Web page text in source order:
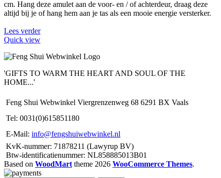
cm. Hang deze amulet aan de voor- en / of achterdeur, draag deze
altijd bij je of hang hem aan je tas als een mooie energie versterker.
Lees verder
Quick view
'GIFTS TO WARM THE HEART AND SOUL OF THE
HOME...'
Feng Shui Webwinkel Viergrenzenweg 68 6291 BX Vaals
Tel: 0031(0)615851180
E-Mail: info@fengshuiwebwinkel.nl
KvK-nummer: 71878211 (Lawyrup BV)
Btw-identificatienummer: NL858885013B01
Based on WoodMart theme 2026 WooCommerce Themes.